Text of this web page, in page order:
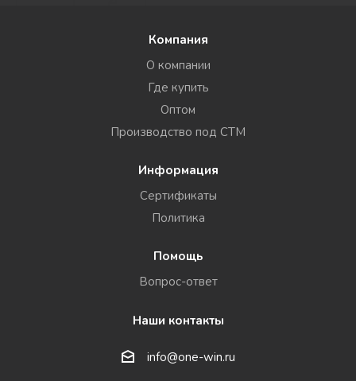
Компания
О компании
Где купить
Оптом
Производство под СТМ
Информация
Сертификаты
Политика
Помощь
Вопрос-ответ
Наши контакты
info@one-win.ru